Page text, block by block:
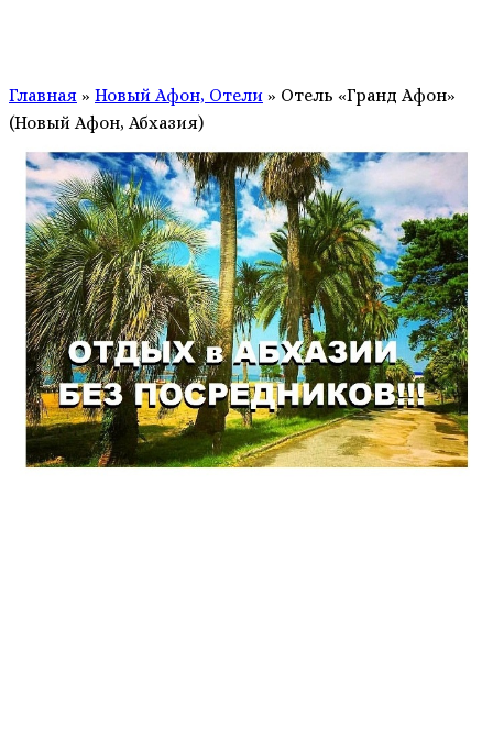
Главная » Новый Афон, Отели » Отель «Гранд Афон»
(Новый Афон, Абхазия)